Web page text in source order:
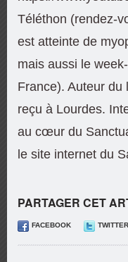
Téléthon (rendez-
est atteinte de
mais aussi le
France). Auteur du
reçu à Lourdes.
au cœur du
le site internet du
PARTAGER CET
FACEBOOK TWITTER